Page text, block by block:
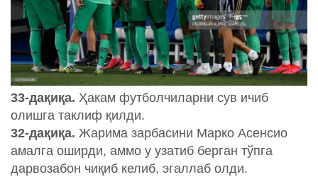
33-дақиқа. Ҳакам футболчиларни сув ичиб
олишга таклиф қилди.
32-дақиқа. Жарима зарбасини Марко Асенсио
амалга оширди, аммо у узатиб берган тўпга
дарвозабон чиқиб келиб, эгаллаб олди.